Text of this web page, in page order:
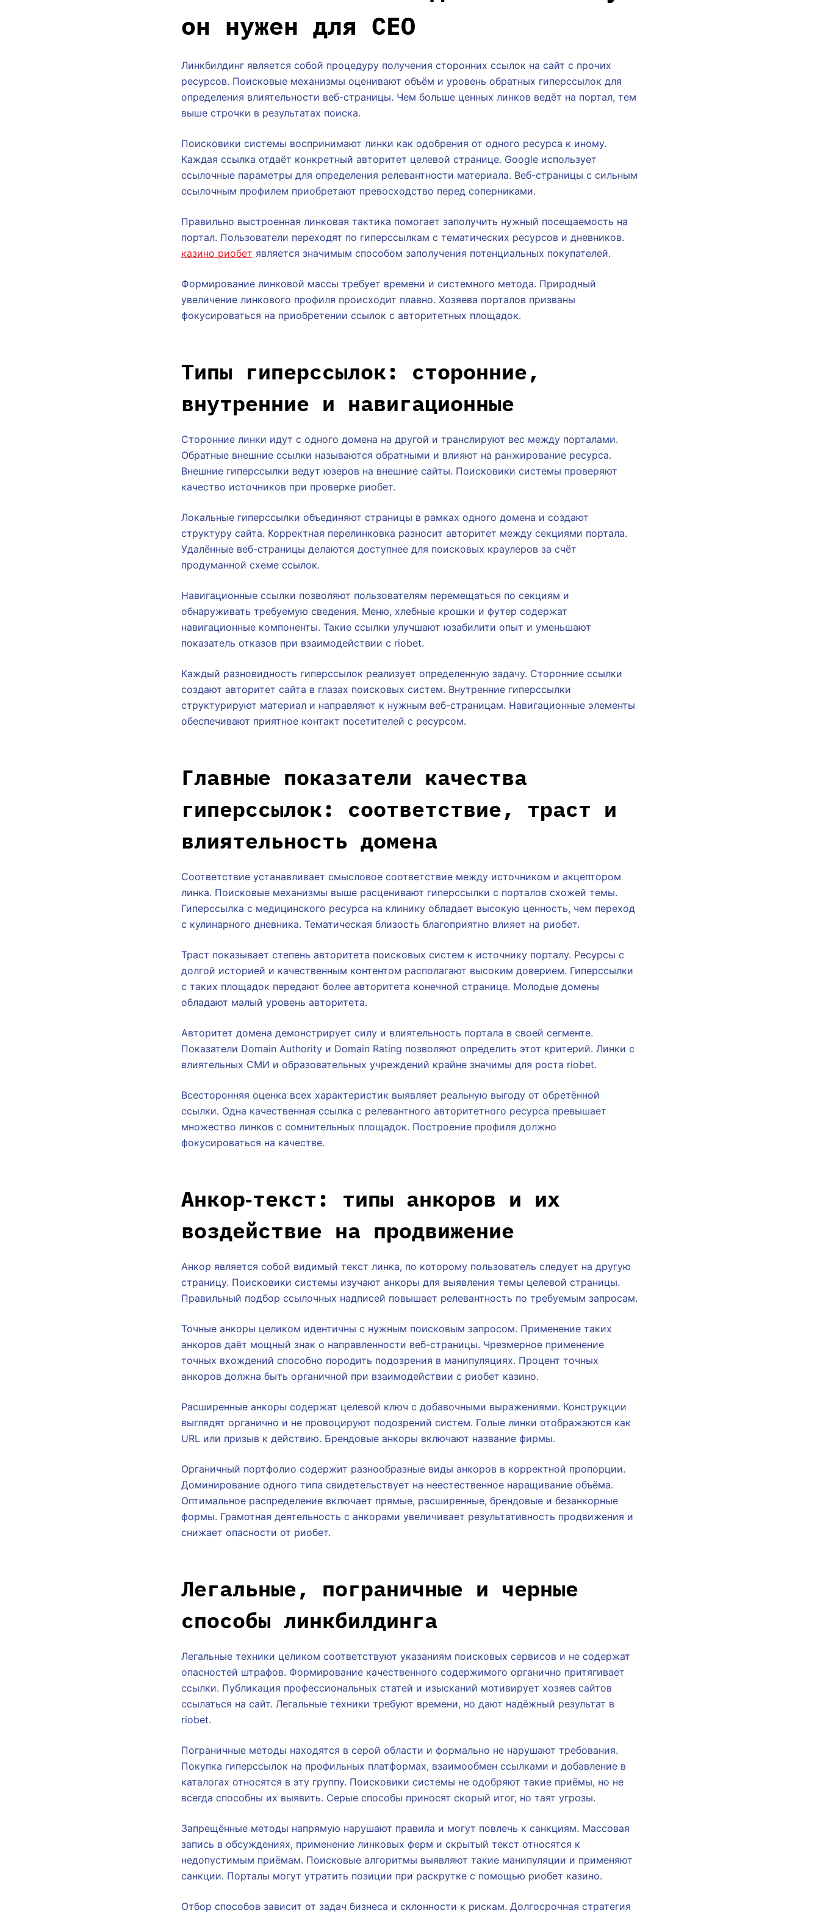
он нужен для СЕО
Линкбилдинг является собой процедуру получения сторонних ссылок на сайт с прочих
ресурсов. Поисковые механизмы оценивают объём и уровень обратных гиперссылок для
определения влиятельности веб-страницы. Чем больше ценных линков ведёт на портал, тем
выше строчки в результатах поиска.
Поисковики системы воспринимают линки как одобрения от одного ресурса к иному.
Каждая ссылка отдаёт конкретный авторитет целевой странице. Google использует
ссылочные параметры для определения релевантности материала. Веб-страницы с сильным
ссылочным профилем приобретают превосходство перед соперниками.
Правильно выстроенная линковая тактика помогает заполучить нужный посещаемость на
портал. Пользователи переходят по гиперссылкам с тематических ресурсов и дневников.
казино риобет является значимым способом заполучения потенциальных покупателей.
Формирование линковой массы требует времени и системного метода. Природный
увеличение линкового профиля происходит плавно. Хозяева порталов призваны
фокусироваться на приобретении ссылок с авторитетных площадок.
Типы гиперссылок: сторонние,
внутренние и навигационные
Сторонние линки идут с одного домена на другой и транслируют вес между порталами.
Обратные внешние ссылки называются обратными и влияют на ранжирование ресурса.
Внешние гиперссылки ведут юзеров на внешние сайты. Поисковики системы проверяют
качество источников при проверке риобет.
Локальные гиперссылки объединяют страницы в рамках одного домена и создают
структуру сайта. Корректная перелинковка разносит авторитет между секциями портала.
Удалённые веб-страницы делаются доступнее для поисковых краулеров за счёт
продуманной схеме ссылок.
Навигационные ссылки позволяют пользователям перемещаться по секциям и
обнаруживать требуемую сведения. Меню, хлебные крошки и футер содержат
навигационные компоненты. Такие ссылки улучшают юзабилити опыт и уменьшают
показатель отказов при взаимодействии с riobet.
Каждый разновидность гиперссылок реализует определенную задачу. Сторонние ссылки
создают авторитет сайта в глазах поисковых систем. Внутренние гиперссылки
структурируют материал и направляют к нужным веб-страницам. Навигационные элементы
обеспечивают приятное контакт посетителей с ресурсом.
Главные показатели качества
гиперссылок: соответствие, траст и
влиятельность домена
Соответствие устанавливает смысловое соответствие между источником и акцептором
линка. Поисковые механизмы выше расценивают гиперссылки с порталов схожей темы.
Гиперссылка с медицинского ресурса на клинику обладает высокую ценность, чем переход
с кулинарного дневника. Тематическая близость благоприятно влияет на риобет.
Траст показывает степень авторитета поисковых систем к источнику порталу. Ресурсы с
долгой историей и качественным контентом располагают высоким доверием. Гиперссылки
с таких площадок передают более авторитета конечной странице. Молодые домены
обладают малый уровень авторитета.
Авторитет домена демонстрирует силу и влиятельность портала в своей сегменте.
Показатели Domain Authority и Domain Rating позволяют определить этот критерий. Линки с
влиятельных СМИ и образовательных учреждений крайне значимы для роста riobet.
Всесторонняя оценка всех характеристик выявляет реальную выгоду от обретённой
ссылки. Одна качественная ссылка с релевантного авторитетного ресурса превышает
множество линков с сомнительных площадок. Построение профиля должно
фокусироваться на качестве.
Анкор‑текст: типы анкоров и их
воздействие на продвижение
Анкор является собой видимый текст линка, по которому пользователь следует на другую
страницу. Поисковики системы изучают анкоры для выявления темы целевой страницы.
Правильный подбор ссылочных надписей повышает релевантность по требуемым запросам.
Точные анкоры целиком идентичны с нужным поисковым запросом. Применение таких
анкоров даёт мощный знак о направленности веб-страницы. Чрезмерное применение
точных вхождений способно породить подозрения в манипуляциях. Процент точных
анкоров должна быть органичной при взаимодействии с риобет казино.
Расширенные анкоры содержат целевой ключ с добавочными выражениями. Конструкции
выглядят органично и не провоцируют подозрений систем. Голые линки отображаются как
URL или призыв к действию. Брендовые анкоры включают название фирмы.
Органичный портфолио содержит разнообразные виды анкоров в корректной пропорции.
Доминирование одного типа свидетельствует на неестественное наращивание объёма.
Оптимальное распределение включает прямые, расширенные, брендовые и безанкорные
формы. Грамотная деятельность с анкорами увеличивает результативность продвижения и
снижает опасности от риобет.
Легальные, пограничные и черные
способы линкбилдинга
Легальные техники целиком соответствуют указаниям поисковых сервисов и не содержат
опасностей штрафов. Формирование качественного содержимого органично притягивает
ссылки. Публикация профессиональных статей и изысканий мотивирует хозяев сайтов
ссылаться на сайт. Легальные техники требуют времени, но дают надёжный результат в
riobet.
Пограничные методы находятся в серой области и формально не нарушают требования.
Покупка гиперссылок на профильных платформах, взаимообмен ссылками и добавление в
каталогах относятся в эту группу. Поисковики системы не одобряют такие приёмы, но не
всегда способны их выявить. Серые способы приносят скорый итог, но таят угрозы.
Запрещённые методы напрямую нарушают правила и могут повлечь к санкциям. Массовая
запись в обсуждениях, применение линковых ферм и скрытый текст относятся к
недопустимым приёмам. Поисковые алгоритмы выявляют такие манипуляции и применяют
санкции. Порталы могут утратить позиции при раскрутке с помощью риобет казино.
Отбор способов зависит от задач бизнеса и склонности к рискам. Долгосрочная стратегия